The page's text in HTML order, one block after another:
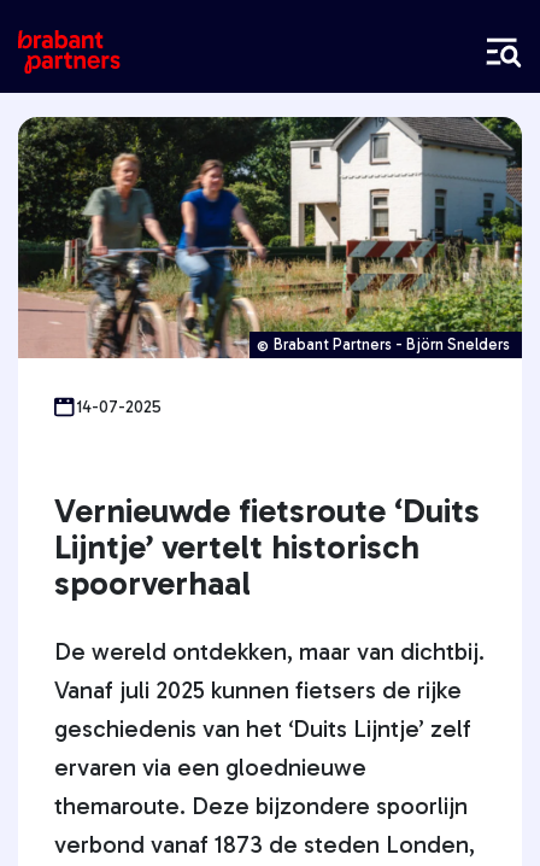
Brabant Partners - Björn Snelders
14-07-2025
Vernieuwde fietsroute ‘Duits
Lijntje’ vertelt historisch
spoorverhaal
De wereld ontdekken, maar van dichtbij.
Vanaf juli 2025 kunnen fietsers de rijke
geschiedenis van het ‘Duits Lijntje’ zelf
ervaren via een gloednieuwe
themaroute. Deze bijzondere spoorlijn
verbond vanaf 1873 de steden Londen,